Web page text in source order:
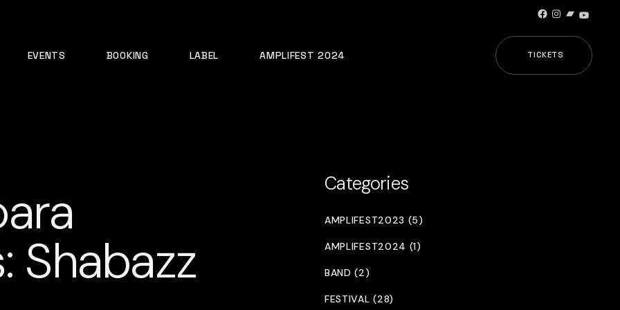
Facebook
Instagram
Bandcamp
EVENTS BOOKING LABEL AMPLIFEST 2024 TICKETS
Shabazz
Categories
AMPLIFEST2023 (5)
AMPLIFEST2024 (1)
BAND (2)
FESTIVAL (28)